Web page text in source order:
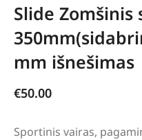
Slide
mm išnešimas
€50.00
Sportinis vairas,